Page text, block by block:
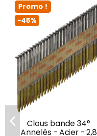
Promo !
-45%
Clous bande 34°
Annelés - Acier - 2,8